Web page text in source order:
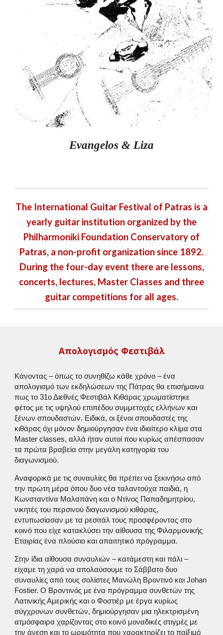
Evangelos & Liza
The International Guitar Festival of Patras is a
yearly guitar institution organized by the
Philharmoniki Foundation Conservatory of
Patras, a non-profit organization since 1892.
During the four-day event there are lessons,
concerts, lectures, Master Classes and three
guitar competitions for all ages.
Απολογισμός Φεστιβάλ
Κάνοντας – όπως το συνηθίζω κάθε χρόνο – ένα
απολογισμό των εκδηλώσεων της Πάτρας θα επισήμαινα
πως το 31ο Διεθνές Φεστιβάλ Κιθάρας χρωματίστηκε
φέτος με τις υψηλού επιπέδου συμμετοχές ελλήνων και
ξένων σπουδαστών. Ειδικά, οι ξένοι σπουδαστές της
κιθάρας όχι μόνον δημιούργησαν ένα ιδιαίτερο κλίμα στα
Master classes, αλλά ήταν αυτοί που κυρίως απέσπασαν
τα πρώτα βραβεία στην μεγάλη κατηγορία του
διαγωνισμού.
Αναφορικά με τις συναυλίες θα πρέπει να ξεκινήσω από
την πρώτη μέρα όπου δυο νέα ταλαντούχα παιδιά, η
Κωνσταντίνα Μαλαπάνη και ο Ντίνος Παπαδημητρίου,
νικητές του περσινού διαγωνισμού κιθάρας,
εντυπωσίασαν με τα ρεσιτάλ τους προσφέροντας στο
κοινό που είχε κατακλύσει την αίθουσα της Φιλαρμονικής
Εταιρίας ένα πλούσιο και απαιτητικό πρόγραμμα.
Στην ίδια αίθουσα συναυλιών – κατάμεστη και πάλι –
είχαμε τη χαρά να απολαύσουμε το Σάββατο δυο
συναυλίες από τους σολίστες Μανώλη Βροντινό και Johan
Fostier. Ο Βροντινός με ένα πρόγραμμα συνθετών της
Λατινικής Αμερικής και ο Φοστιέρ με έργα κυρίως
σύγχρονων συνθετών, δημιούργησαν μια ηλεκτρισμένη
ατμόσφαιρα χαρίζοντας στο κοινό μοναδικές στιγμές με
την άνεση και το ωριμότητα που χαρακτηρίζει το παίξιμό